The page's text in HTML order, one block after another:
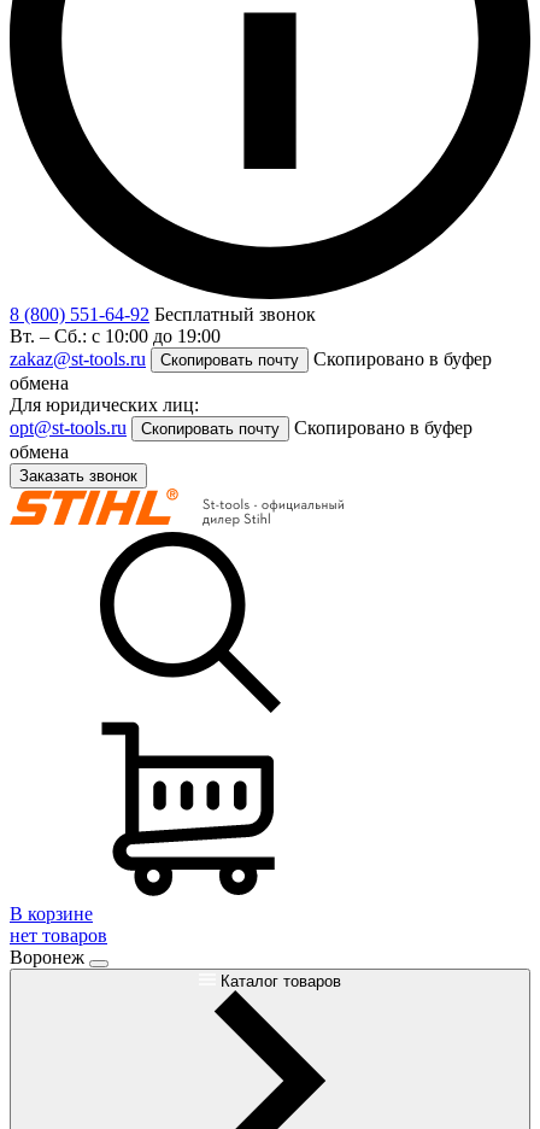
8 (800) 551-64-92 Бесплатный звонок
Вт. – Сб.: с 10:00 до 19:00
zakaz@st-tools.ru
Скопировать почту
Скопировано в буфер
обмена
Для юридических лиц:
opt@st-tools.ru
Скопировать почту
Скопировано в буфер
обмена
Заказать звонок
В корзине
нет товаров
Воронеж
Каталог товаров